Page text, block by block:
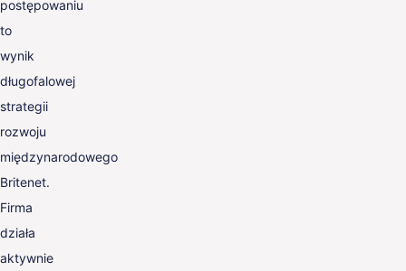
postępowaniu
to
wynik
długofalowej
strategii
rozwoju
międzynarodowego
Britenet.
Firma
działa
aktywnie